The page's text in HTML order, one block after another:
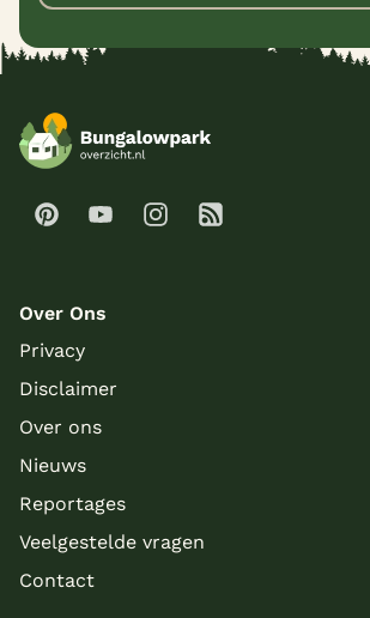
Over Ons
Privacy
Disclaimer
Over ons
Nieuws
Reportages
Veelgestelde vragen
Contact